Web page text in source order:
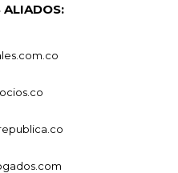
ALIADOS: